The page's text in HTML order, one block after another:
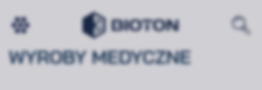
MEDICAL EQUIPMENT:
WYROBY MEDYCZNE